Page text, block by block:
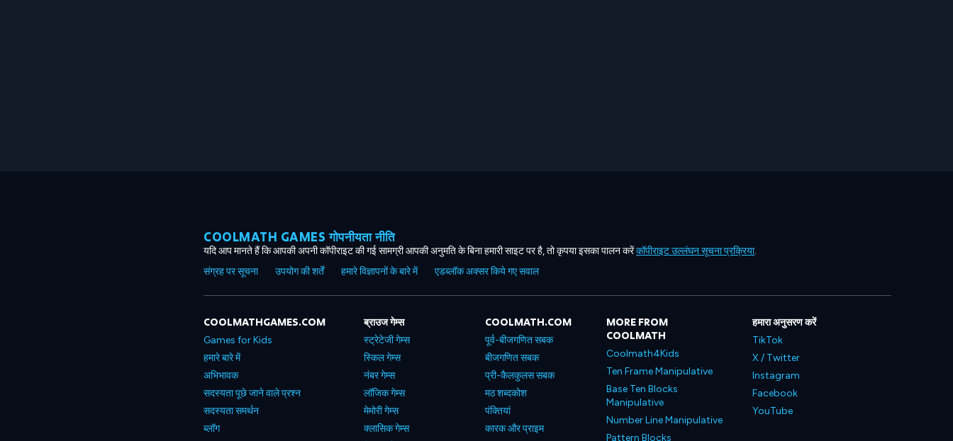
COOLMATH GAMES गोपनीयता नीति
यदि आप मानते हैं कि आपकी अपनी कॉपीराइट की गई सामग्री आपकी अनुमति के बिना हमारी साइट पर है, तो कृपया इसका पालन करेंकॉपीराइट उल्लंघन सूचना प्रक्रिया.
संग्रह पर सूचना
उपयोग की शर्तें हमारे विज्ञापनों के बारे में एडब्लॉक अक्सर किये गए सवाल
COOLMATHGAMES.COM
Games for Kids
हमारे बारे में
अभिभावक
सदस्यता पूछे जाने वाले प्रश्न
सदस्यता समर्थन
ब्लॉग
ब्राउज गेम्स
स्ट्रेटेजी गेम्स
स्किल गेम्स
नंबर गेम्स
लॉजिक गेम्स
मेमोरी गेम्स
क्लासिक गेम्स
COOLMATH.COM
पूर्व-बीजगणित सबक
बीजगणित सबक
प्री-कैलकुलस सबक
मठ शब्दकोश
पंक्तियां
कारक और प्राइम
MORE FROM
COOLMATH
Coolmath4Kids
Ten Frame Manipulative
Base Ten Blocks
Manipulative
Number Line Manipulative
Pattern Blocks
हमारा अनुसरण करें
TikTok
X / Twitter
Instagram
Facebook
YouTube